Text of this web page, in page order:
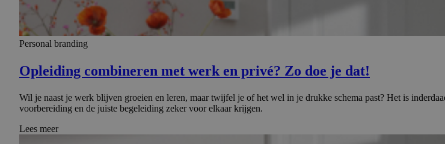
Personal branding
Opleiding combineren met werk en privé? Zo doe je dat!
Wil je naast je werk blijven groeien en leren, maar twijfel je of het wel in je drukke schema past? Het is
voorbereiding en de juiste begeleiding zeker voor elkaar krijgen.
Lees meer